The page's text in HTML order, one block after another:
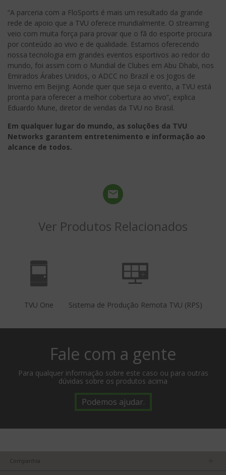
“A parceria com a FloSports é mais um resultado da grande
rede de apoio que a TVU oferece mundialmente. O streaming
veio com muita força para provar que o fã do esporte procura
por conteúdo ao vivo e de qualidade. Estamos oferecendo
nossa tecnologia em grandes eventos esportivos ao redor do
mundo, foi assim com o Mundial de Clubes em Abu Dhabi, nos
Emirados Árabes Unidos, o ADCC no Brazil e os Jogos de
Inverno em Beijing. Aonde quer que seja o evento, a TVU está
pronta para oferecer a melhor cobertura ao vivo”, explica
Eduardo Mune, diretor de vendas da TVU no Brasil.
Em qualquer lugar do mundo, as soluções da TVU
Networks garantem entretenimento e informação ao
alcance de todos.
Ver Produtos Relacionados
TVU One Sistema de Produção Remota TVU (RPS)
Fale com a gente
Para qualquer informação sobre este caso ou para outras
dúvidas sobre os produtos acima
Podemos ajudar.
Companhia